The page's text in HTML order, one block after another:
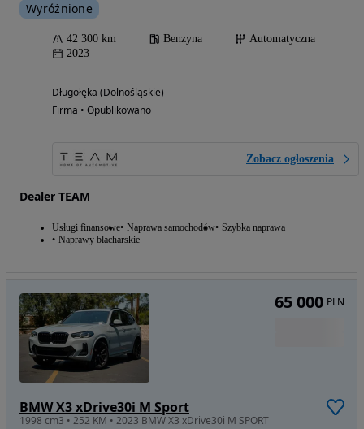
Wyróżnione
42 300 km Benzyna
Automatyczna
2023
Długołęka (Dolnośląskie)
Firma • Opublikowano
Zobacz ogłoszenia
Dealer TEAM
Usługi finansowe Naprawa samochodów Szybka naprawa
Naprawy blacharskie
BMW X3 xDrive30i M Sport
1998 cm3 • 252 KM • 2023 BMW X3 xDrive30i M SPORT
65 000 PLN